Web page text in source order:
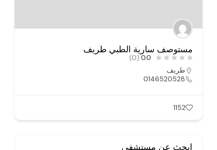
مستوصف سارية الطبي طريف
0.0
(0)
طريف
0146520528
1152
ابحث عن مستشفى